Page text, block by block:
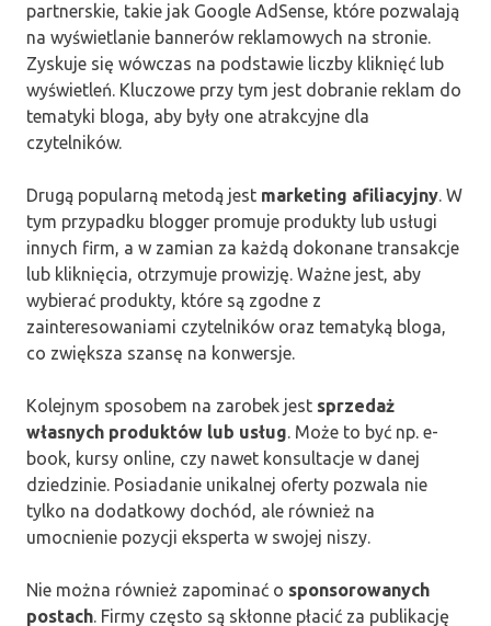
partnerskie, takie jak Google AdSense, które pozwalają
na wyświetlanie bannerów reklamowych na stronie.
Zyskuje się wówczas na podstawie liczby kliknięć lub
wyświetleń. Kluczowe przy tym jest dobranie reklam do
tematyki bloga, aby były one atrakcyjne dla
czytelników.
Drugą popularną metodą jest marketing afiliacyjny. W
tym przypadku blogger promuje produkty lub usługi
innych firm, a w zamian za każdą dokonane transakcje
lub kliknięcia, otrzymuje prowizję. Ważne jest, aby
wybierać produkty, które są zgodne z
zainteresowaniami czytelników oraz tematyką bloga,
co zwiększa szansę na konwersje.
Kolejnym sposobem na zarobek jest sprzedaż
własnych produktów lub usług. Może to być np. e-
book, kursy online, czy nawet konsultacje w danej
dziedzinie. Posiadanie unikalnej oferty pozwala nie
tylko na dodatkowy dochód, ale również na
umocnienie pozycji eksperta w swojej niszy.
Nie można również zapominać o sponsorowanych
postach. Firmy często są skłonne płacić za publikację